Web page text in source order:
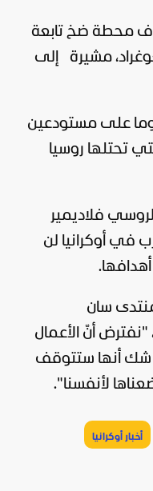
محطة ضخ تابعة
مشيرة
إلى
على مستودعين
تحتلها روسيا
فلاديمير
في أوكرانيا لن
سان
أنّ الأعمال
شك أنها ستتوقف
لأنفسنا".
أخبار أوكرانيا